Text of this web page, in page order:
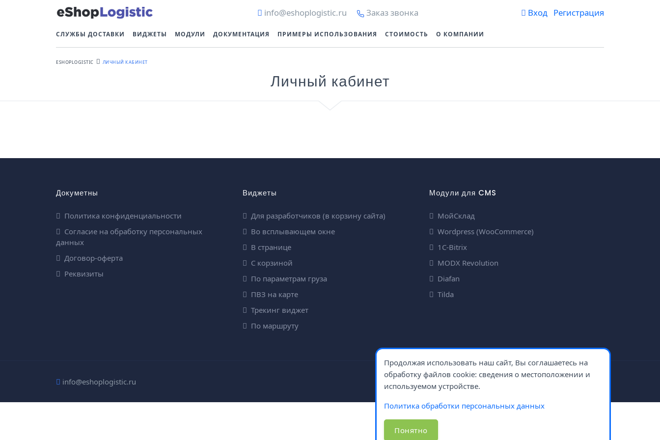
info@eshoplogistic.ru Заказ звонка Вход Регистрация
СЛУЖБЫ ДОСТАВКИ ВИДЖЕТЫ МОДУЛИ ДОКУМЕНТАЦИЯ ПРИМЕРЫ ИСПОЛЬЗОВАНИЯ СТОИМОСТЬ О КОМПАНИИ
ESHOPLOGISTIC ЛИЧНЫЙ КАБИНЕТ
Личный кабинет
Докуметны
Политика конфиденциальности
Согласие на обработку персональных
данных
Договор-оферта
Реквизиты
Виджеты
Для разработчиков (в корзину сайта)
Во всплывающем окне
В странице
С корзиной
По параметрам груза
ПВЗ на карте
Трекинг виджет
По маршруту
Модули для CMS
МойСклад
Wordpress (WooCommerce)
1С-Bitrix
MODX Revolution
Diafan
Tilda
info@eshoplogistic.ru Все права защищены - 2026 (c) eShopLogistic
Продолжая использовать наш сайт, Вы соглашаетесь на
обработку файлов cookie: сведения о местоположении и
используемом устройстве.
Политика обработки персональных данных
Понятно